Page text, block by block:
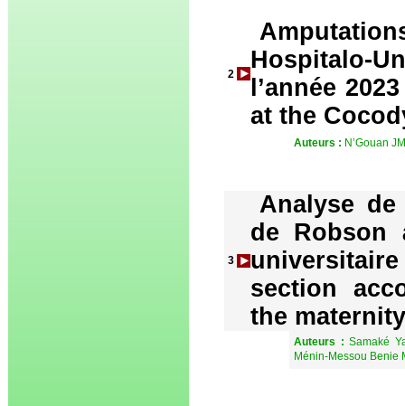
2
Hospitalo-
l’année
at the
Auteurs : N’Gouan
3
Analyse
de Robson
section
the
Auteurs :Samaké
Ménin-Messou Benie